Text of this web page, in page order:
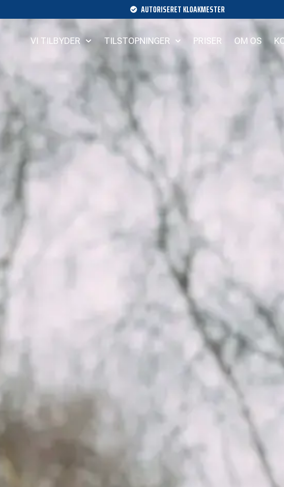
AUTORISERET KLOAKMESTER
VI TILBYDER TILSTOPNINGER PRISER OM OS